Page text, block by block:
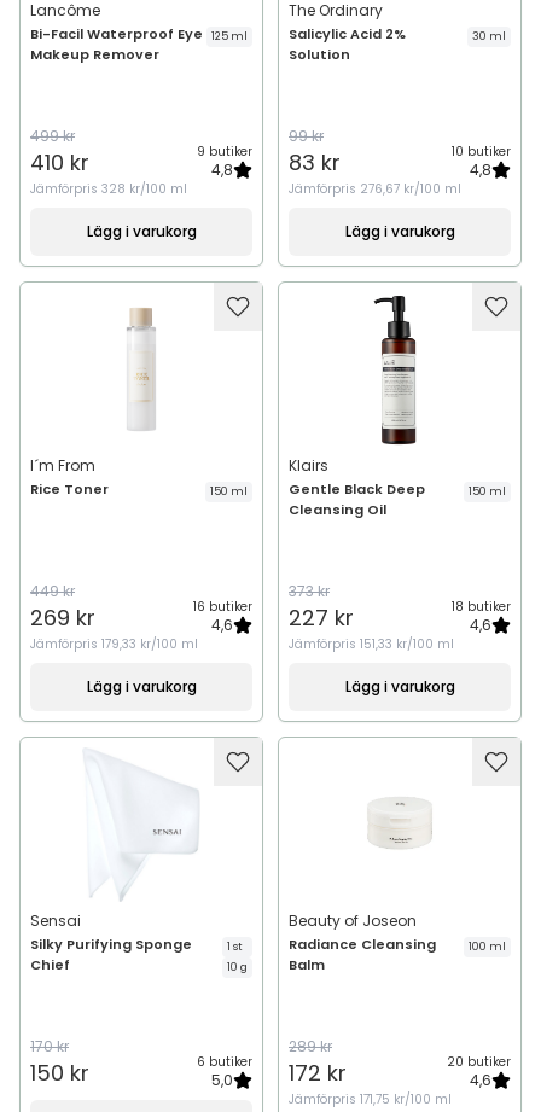
Lancôme
Bi-Facil Waterproof Eye
Makeup Remover
125 ml
499 kr
410 kr 9 butiker
4,8
Jämförpris 328 kr/100 ml
Lägg i varukorg
The Ordinary
Salicylic Acid 2%
Solution
30 ml
99 kr
83 kr 10 butiker
4,8
Jämförpris 276,67 kr/100 ml
Lägg i varukorg
I´m From
Rice Toner 150 ml
449 kr
269 kr 16 butiker
4,6
Jämförpris 179,33 kr/100 ml
Lägg i varukorg
Klairs
Gentle Black Deep
Cleansing Oil
150 ml
373 kr
227 kr 18 butiker
4,6
Jämförpris 151,33 kr/100 ml
Lägg i varukorg
Sensai
Silky Purifying Sponge
Chief
1 st
10 g
170 kr
150 kr 6 butiker
5,0
Beauty of Joseon
Radiance Cleansing
Balm
100 ml
289 kr
172 kr 20 butiker
4,6
Jämförpris 171,75 kr/100 ml